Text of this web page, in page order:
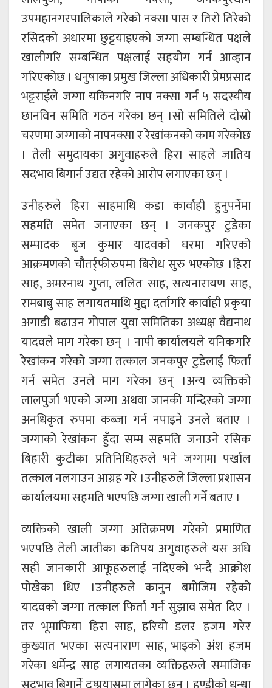
उपमहानगरपालिकाले गरेको नक्सा पास र तिरो तिरेको
रसिदको अधारमा छुट्टयाइएको जग्गा सम्बन्धित पक्षले
खालीगरि सम्बन्धित पक्षलाई सहयोग गर्न आव्हान
गरिएकोछ । धनुषाका प्रमुख जिल्ला अधिकारी प्रेमप्रसाद
भट्टराईले जग्गा यकिनगरि नाप नक्सा गर्न ५ सदस्यीय
छानविन समिति गठन गरेका छन् ।सो समितिले दोस्रो
चरणमा जग्गाको नापनक्सा र रेखांकनको काम गरेकोछ
। तेली समुदायका अगुवाहरुले हिरा साहले जातिय
सदभाव बिगार्न उद्यत रहेको आरोप लगाएका छन् ।
उनीहरुले हिरा साहमाथि कडा कार्वाही हुनुपर्नेमा
सहमति समेत जनाएका छन् । जनकपुर टुडेका
सम्पादक बृज कुमार यादवको घरमा गरिएको
आक्रमणको चौतर्र्फीरुपमा बिरोध सुरु भएकोछ ।हिरा
साह, अमरनाथ गुप्ता, ललित साह, सत्यनारायण साह,
रामबाबु साह लगायतमाथि मुद्दा दर्तागरि कार्वाही प्रकृया
अगाडी बढाउन गोपाल युवा समितिका अध्यक्ष वैद्यनाथ
यादवले माग गरेका छन् । नापी कार्यालयले यनिकगरि
रेखांकन गरेको जग्गा तत्काल जनकपुर टुडेलाई फिर्ता
गर्न समेत उनले माग गरेका छन् ।अन्य व्यक्तिको
लालपुर्जा भएको जग्गा अथवा जानकी मन्दिरको जग्गा
अनधिकृत रुपमा कब्जा गर्न नपाइने उनले बताए ।
जग्गाको रेखांकन हुँदा सम्म सहमति जनाउने रसिक
बिहारी कुटीका प्रतिनिधिहरुले भने जग्गामा पर्खाल
तत्काल नलगाउन आग्रह गरे ।उनीहरुले जिल्ला प्रशासन
कार्यालयमा सहमति भएपछि जग्गा खाली गर्ने बताए ।
व्यक्तिको खाली जग्गा अतिक्रमण गरेको प्रमाणित
भएपछि तेली जातीका कतिपय अगुवाहरुले यस अघि
सही जानकारी आफूहरुलाई नदिएको भन्दै आक्रोश
पोखेका थिए ।उनीहरुले कानुन बमोजिम रहेको
यादवको जग्गा तत्काल फिर्ता गर्न सुझाव समेत दिए ।
तर भूमाफिया हिरा साह, हरियो डलर हजम गरेर
कुख्यात भएका सत्यनाराण साह, भाइको अंश हजम
गरेका धर्मेन्द्र साह लगायतका व्यक्तिहरुले समाजिक